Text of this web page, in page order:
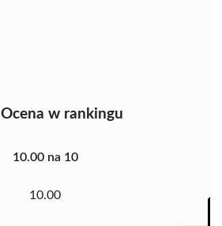
Ocena w rankingu
10.00 na 10
10.00